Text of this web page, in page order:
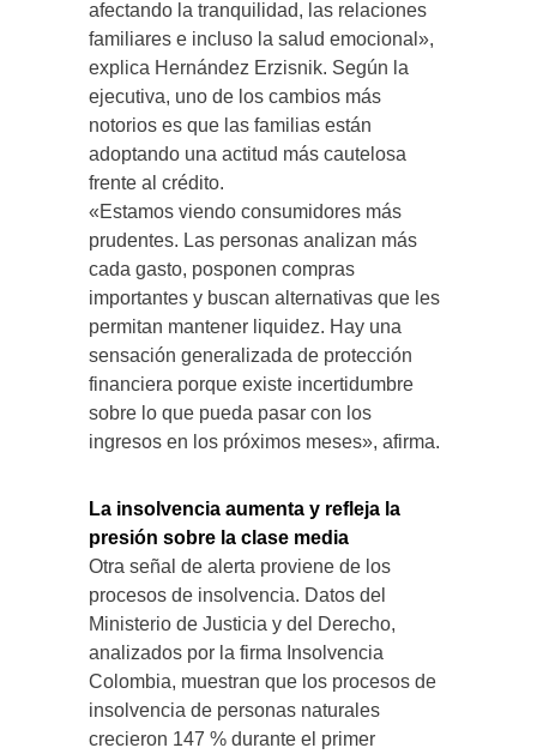
afectando la tranquilidad, las relaciones
familiares e incluso la salud emocional»,
explica Hernández Erzisnik. Según la
ejecutiva, uno de los cambios más
notorios es que las familias están
adoptando una actitud más cautelosa
frente al crédito.
«Estamos viendo consumidores más
prudentes. Las personas analizan más
cada gasto, posponen compras
importantes y buscan alternativas que les
permitan mantener liquidez. Hay una
sensación generalizada de protección
financiera porque existe incertidumbre
sobre lo que pueda pasar con los
ingresos en los próximos meses», afirma.
La insolvencia aumenta y refleja la
presión sobre la clase media
Otra señal de alerta proviene de los
procesos de insolvencia. Datos del
Ministerio de Justicia y del Derecho,
analizados por la firma Insolvencia
Colombia, muestran que los procesos de
insolvencia de personas naturales
crecieron 147 % durante el primer